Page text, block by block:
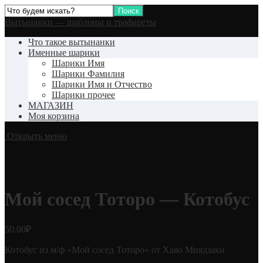
Вытынанки — шаблоны и трафареты
Что такое вытынанки
Именные шарики
Шарики Имя
Шарики Фамилия
Шарики Имя и Отчество
Шарики прочее
МАГАЗИН
Моя корзина
Открыть меню
Мой сосед Тоторо — Котобус
50.00₽
Котобус из м/ф «Мой сосед Тоторо» от Хаяо Миядзаки